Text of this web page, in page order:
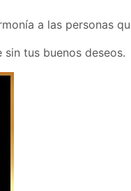
a las personas
sin tus buenos deseos.